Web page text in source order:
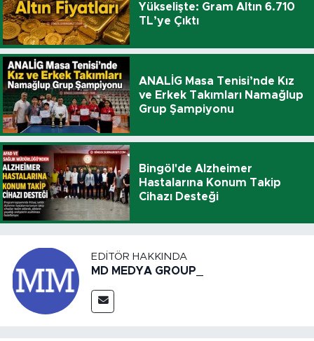
Yükselişte: Gram Altın 6.710
TL’ye Çıktı
ANALİG Masa Tenisi’nde Kız
ve Erkek Takımları Namağlup
Grup Şampiyonu
Bingöl'de Alzheimer
Hastalarına Konum Takip
Cihazı Desteği
EDITÖR HAKKINDA
MD MEDYA GROUP_